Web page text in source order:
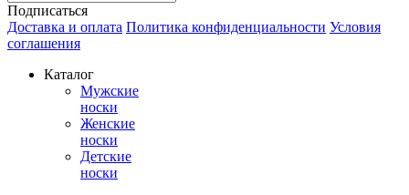
Подписаться
Доставка и оплата Политика конфиденциальности Условия
соглашения
Каталог
Мужские
носки
Женские
носки
Детские
носки